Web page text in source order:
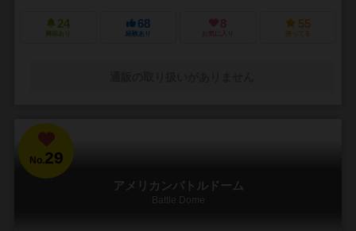
24
興味あり
68
経験あり
8
お気に入り
55
持ってる
No.29
アメリカンバトルドーム
Battle Dome